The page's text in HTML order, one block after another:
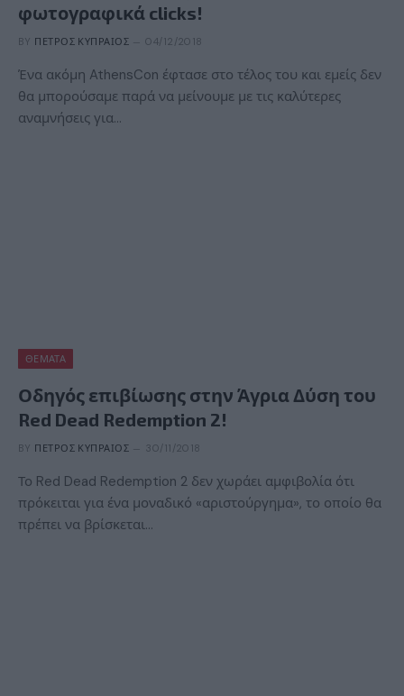
φωτογραφικά clicks!
BY ΠΈΤΡΟΣ ΚΥΠΡΑΊΟΣ 04/12/2018
Ένα ακόμη AthensCon έφτασε στο τέλος του και εμείς δεν
θα μπορούσαμε παρά να μείνουμε με τις καλύτερες
αναμνήσεις για…
ΘΈΜΑΤΑ
Οδηγός επιβίωσης στην Άγρια Δύση του
Red Dead Redemption 2!
BY ΠΈΤΡΟΣ ΚΥΠΡΑΊΟΣ 30/11/2018
Το Red Dead Redemption 2 δεν χωράει αμφιβολία ότι
πρόκειται για ένα μοναδικό «αριστούργημα», το οποίο θα
πρέπει να βρίσκεται…